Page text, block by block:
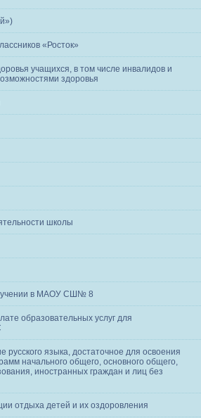
«Росток»
учащихся, в том числе инвалидов и
здоровья
школы
в МАОУ СШ№ 8
образовательных услуг для
русского языка, достаточное для освоения
начального общего, основного общего,
иностранных граждан и лиц без
отдыха детей и их оздоровления